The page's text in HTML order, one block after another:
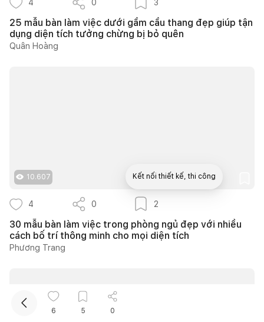
4 0 3
25 mẫu bàn làm việc dưới gầm cầu thang đẹp giúp tận
dụng diện tích tưởng chừng bị bỏ quên
Quân Hoàng
10.607
4 0 2
30 mẫu bàn làm việc trong phòng ngủ đẹp với nhiều
cách bố trí thông minh cho mọi diện tích
Phương Trang
6 5 0
Kết nối thiết kế, thi công
Mua sắm hoàn thiện nhà